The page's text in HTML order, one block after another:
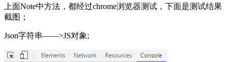
上面Note中方法，都经过chrome浏览器测试，下面是测试结果
截图；
Json字符串——>JS对象;